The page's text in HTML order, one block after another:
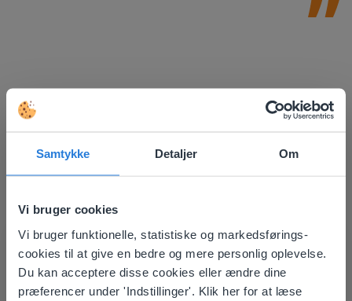
Samtykke Detaljer Om
Vi bruger cookies
Vi bruger funktionelle, statistiske og markedsførings-
cookies til at give en bedre og mere personlig oplevelse.
Du kan acceptere disse cookies eller ændre dine
præferencer under 'Indstillinger'. Klik her for at læse
Opdag mere!
Klassens siddeplan
This website doesn't match
your location
Based on your location, we think you might